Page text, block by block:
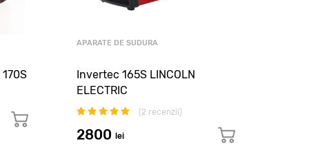
APARATE DE SUDURA
Invertec 165S LINCOLN
ELECTRIC
(2 recenzii)
2800 lei